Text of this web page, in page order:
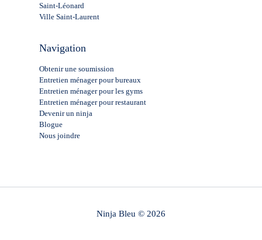
Saint-Léonard
Ville Saint-Laurent
Navigation
Obtenir une soumission
Entretien ménager pour bureaux
Entretien ménager pour les gyms
Entretien ménager pour restaurant
Devenir un ninja
Blogue
Nous joindre
Ninja Bleu © 2026